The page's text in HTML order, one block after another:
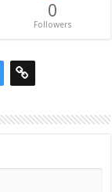
0
Followers